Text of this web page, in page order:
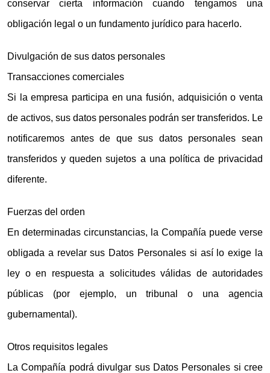
conservar cierta información cuando tengamos una
obligación legal o un fundamento jurídico para hacerlo.
Divulgación de sus datos personales
Transacciones comerciales
Si la empresa participa en una fusión, adquisición o venta
de activos, sus datos personales podrán ser transferidos. Le
notificaremos antes de que sus datos personales sean
transferidos y queden sujetos a una política de privacidad
diferente.
Fuerzas del orden
En determinadas circunstancias, la Compañía puede verse
obligada a revelar sus Datos Personales si así lo exige la
ley o en respuesta a solicitudes válidas de autoridades
públicas (por ejemplo, un tribunal o una agencia
gubernamental).
Otros requisitos legales
La Compañía podrá divulgar sus Datos Personales si cree